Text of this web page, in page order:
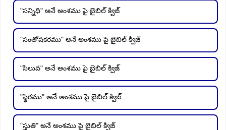
"సన్నిధి" అనే అంశము పై బైబిల్ క్విజ్
"సంతోషకరము" అనే అంశము పై బైబిల్ క్విజ్
"సిలువ" అనే అంశము పై బైబిల్ క్విజ్
"స్థిరము" అనే అంశము పై బైబిల్ క్విజ్
"స్తుతి" అనే అంశము పై బైబిల్ క్విజ్